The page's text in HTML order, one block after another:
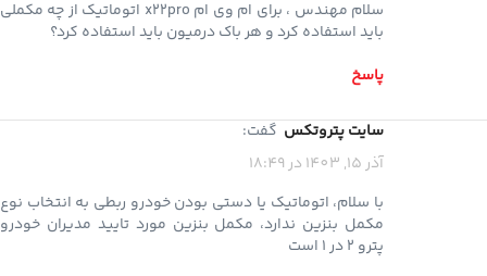
سلام مهندس ، برای ام وی ام x22pro اتوماتیک از چه مکملی
باید استفاده کرد و هر باک درمیون باید استفاده کرد؟
پاسخ
سایت پتروتکس گفت:
آذر 15, 1403 در 18:49
با سلام، اتوماتیک یا دستی بودن خودرو ربطی به انتخاب نوع
مکمل بنزین ندارد، مکمل بنزین مورد تایید مدیران خودرو
پترو 2 در 1 است